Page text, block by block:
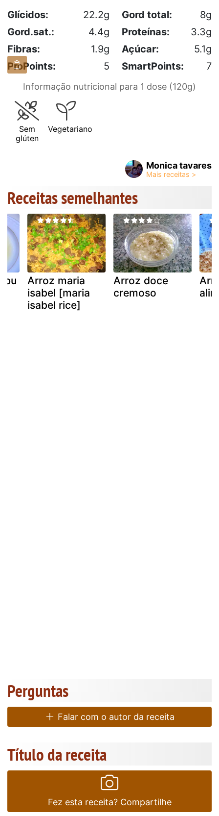
Glícidos: 22.2g Gord total:
8g
Gord.sat.:
4.4g Proteínas:
3.3g
Fibras:
1.9g Açúcar:
5.1g
ProPoints:
5 SmartPoints: 7
Informação nutricional para 1 dose (120g)
Sem
glúten
Vegetariano
Monica tavares
Receitas semelhantes
Arroz maria
isabel [maria
isabel rice]
Arroz doce
cremoso
Perguntas
Falar com o autor da receita
Título da receita
Fez esta receita? Compartilhe